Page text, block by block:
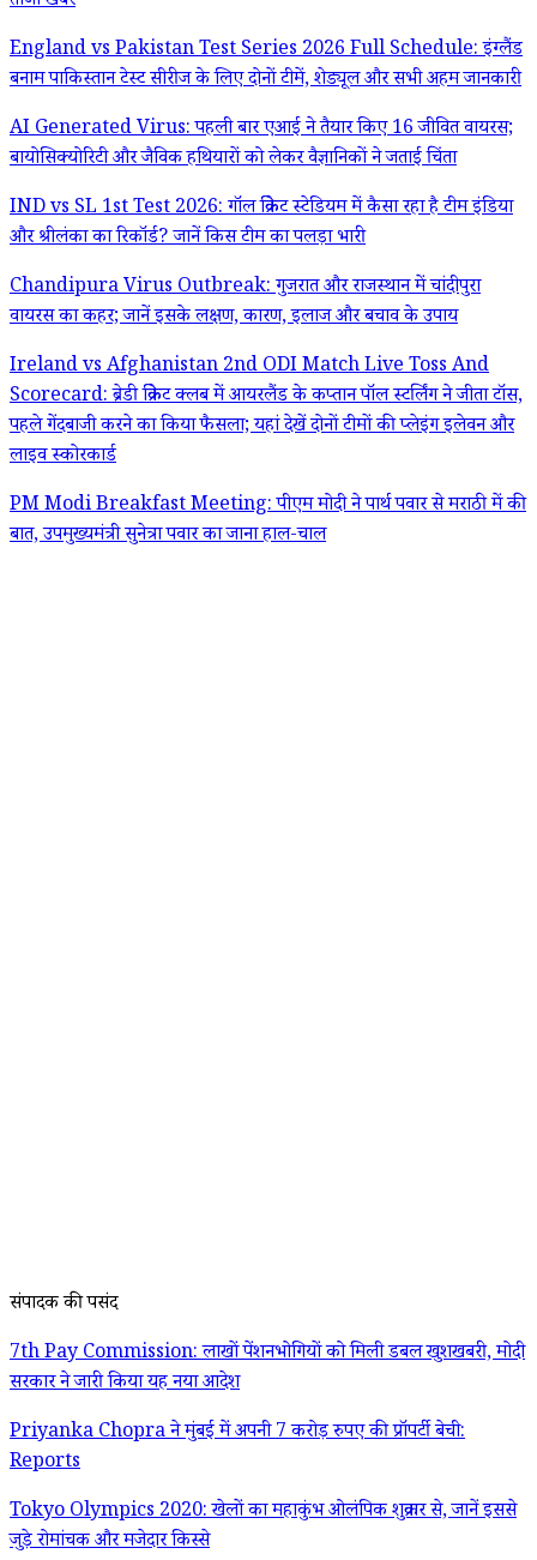
England vs Pakistan Test Series 2026 Full Schedule: इंग्लैंड
बनाम पाकिस्तान टेस्ट सीरीज के लिए दोनों टीमें, शेड्यूल और सभी अहम जानकारी
AI Generated Virus: पहली बार एआई ने तैयार किए 16 जीवित वायरस;
बायोसिक्योरिटी और जैविक हथियारों को लेकर वैज्ञानिकों ने जताई चिंता
IND vs SL 1st Test 2026: गॉल क्रिकेट स्टेडियम में कैसा रहा है टीम इंडिया
और श्रीलंका का रिकॉर्ड? जानें किस टीम का पलड़ा भारी
Chandipura Virus Outbreak: गुजरात और राजस्थान में चांदीपुरा
वायरस का कहर; जानें इसके लक्षण, कारण, इलाज और बचाव के उपाय
Ireland vs Afghanistan 2nd ODI Match Live Toss And
Scorecard: ब्रेडी क्रिकेट क्लब में आयरलैंड के कप्तान पॉल स्टर्लिंग ने जीता टॉस,
पहले गेंदबाजी करने का किया फैसला; यहां देखें दोनों टीमों की प्लेइंग इलेवन और
लाइव स्कोरकार्ड
PM Modi Breakfast Meeting: पीएम मोदी ने पार्थ पवार से मराठी में की
बात, उपमुख्यमंत्री सुनेत्रा पवार का जाना हाल-चाल
संपादक की पसंद
7th Pay Commission: लाखों पेंशनभोगियों को मिली डबल खुशखबरी, मोदी
सरकार ने जारी किया यह नया आदेश
Priyanka Chopra ने मुंबई में अपनी 7 करोड़ रुपए की प्रॉपर्टी बेची:
Reports
Tokyo Olympics 2020: खेलों का महाकुंभ ओलंपिक शुक्रवार से, जानें इससे
जुड़े रोमांचक और मजेदार किस्से